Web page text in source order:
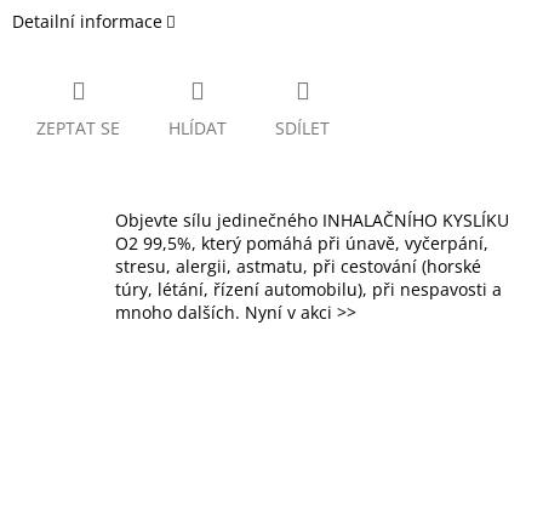
Detailní informace
ZEPTAT SE HLÍDAT SDÍLET
Objevte sílu jedinečného INHALAČNÍHO KYSLÍKU
O2 99,5%, který pomáhá při únavě, vyčerpání,
stresu, alergii, astmatu, při cestování (horské
túry, létání, řízení automobilu), při nespavosti a
mnoho dalších. Nyní v akci >>